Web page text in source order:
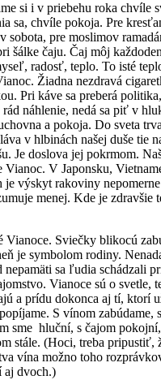
si i v priebehu roka chvíle
sa, chvíle pokoja. Pre
sobota, pre moslimov
šálke čaju. Čaj môj
radosť, teplo. To isté
Žiadna nezdravá
Pri káve sa preberá
náhlenie, nedá sa piť v
a pokoja. Do sveta
v hlbinách našej duše tie
Je doslova jej pokrmom.
Vianoc. V Japonsku,
je výskyt rakoviny
menej. Kde je zdravšie
Vianoce. Sviečky blikocú
je symbolom rodiny.
sa ľudia schádzali
Vianoce sú o svetle,
a prídu dokonca aj tí, ktorí
S vínom zabúdame,
sme hluční, s čajom
stále. (Hoci, treba pripustiť,
vína možno toho
aj dvoch.)